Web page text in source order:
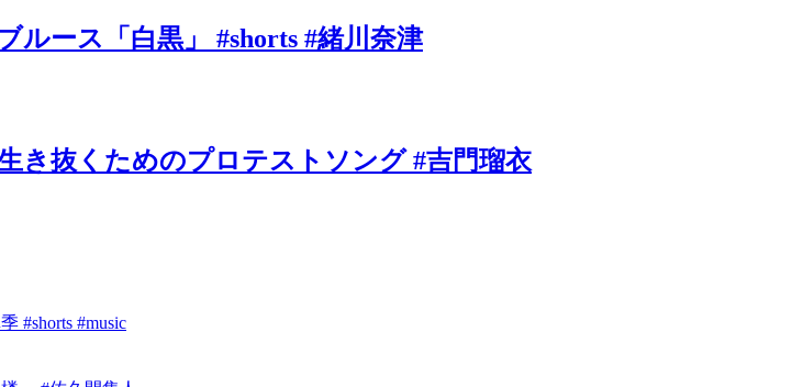
ルース「白黒」 #shorts #緒川奈津
き抜くためのプロテストソング #吉門瑠衣
#shorts #music